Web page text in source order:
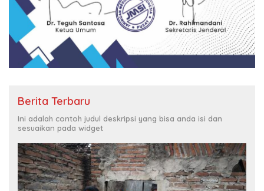
Berita Terbaru
Ini adalah contoh judul deskripsi yang bisa anda isi dan
sesuaikan pada widget